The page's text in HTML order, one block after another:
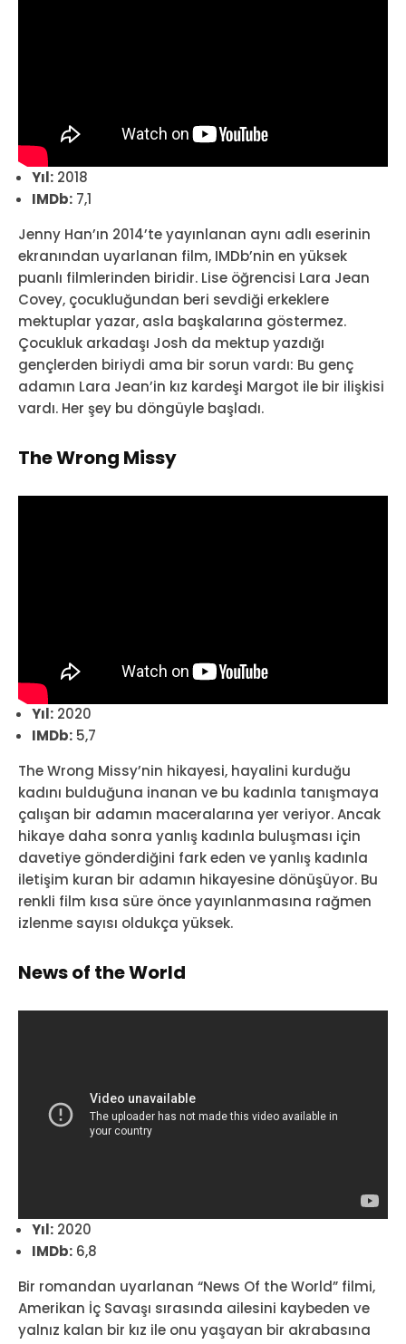
Yıl: 2018
IMDb: 7,1
Jenny Han’ın 2014’te yayınlanan aynı adlı eserinin
ekranından uyarlanan film, IMDb’nin en yüksek
puanlı filmlerinden biridir. Lise öğrencisi Lara Jean
Covey, çocukluğundan beri sevdiği erkeklere
mektuplar yazar, asla başkalarına göstermez.
Çocukluk arkadaşı Josh da mektup yazdığı
gençlerden biriydi ama bir sorun vardı: Bu genç
adamın Lara Jean’in kız kardeşi Margot ile bir ilişkisi
vardı. Her şey bu döngüyle başladı.
The Wrong Missy
Yıl: 2020
IMDb: 5,7
The Wrong Missy’nin hikayesi, hayalini kurduğu
kadını bulduğuna inanan ve bu kadınla tanışmaya
çalışan bir adamın maceralarına yer veriyor. Ancak
hikaye daha sonra yanlış kadınla buluşması için
davetiye gönderdiğini fark eden ve yanlış kadınla
iletişim kuran bir adamın hikayesine dönüşüyor. Bu
renkli film kısa süre önce yayınlanmasına rağmen
izlenme sayısı oldukça yüksek.
News of the World
Yıl: 2020
IMDb: 6,8
Bir romandan uyarlanan “News Of the World” filmi,
Amerikan İç Savaşı sırasında ailesini kaybeden ve
yalnız kalan bir kız ile onu yaşayan bir akrabasına